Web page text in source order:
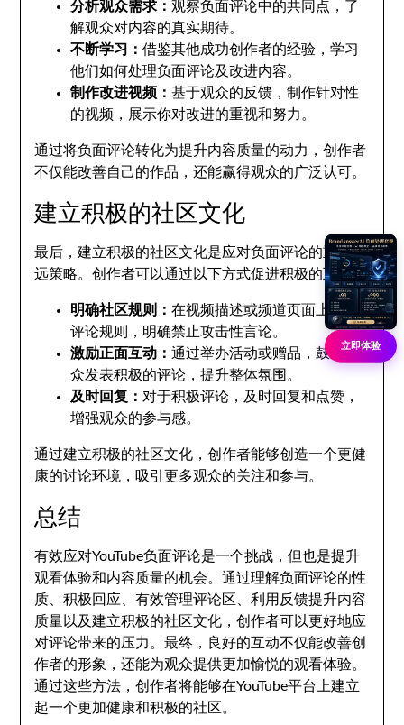
分析观众需求： 观察负面评论中的共同点，了
解观众对内容的真实期待。
不断学习：借鉴其他成功创作者的经验，学习
他们如何处理负面评论及改进内容。
制作改进视频：基于观众的反馈，制作针对性
的视频，展示你对改进的重视和努力。
通过将负面评论转化为提升内容质量的动力，创作者
不仅能改善自己的作品，还能赢得观众的广泛认可。
建立积极的社区文化
最后，建立积极的社区文化是应对负面评论的重要长
远策略。创作者可以通过以下方式促进积极的互动：
明确社区规则：在视频描述或频道页面上列出
评论规则，明确禁止攻击性言论。
激励正面互动：通过举办活动或赠品，鼓励观
众发表积极的评论，提升整体氛围。
及时回复： 对于积极评论，及时回复和点赞，
增强观众的参与感。
通过建立积极的社区文化，创作者能够创造一个更健
康的讨论环境，吸引更多观众的关注和参与。
总结
有效应对YouTube负面评论是一个挑战，但也是提升
观看体验和内容质量的机会。通过理解负面评论的性
质、积极回应、有效管理评论区、利用反馈提升内容
质量以及建立积极的社区文化，创作者可以更好地应
对评论带来的压力。最终，良好的互动不仅能改善创
作者的形象，还能为观众提供更加愉悦的观看体验。
通过这些方法，创作者将能够在YouTube平台上建立
起一个更加健康和积极的社区。
立即体验